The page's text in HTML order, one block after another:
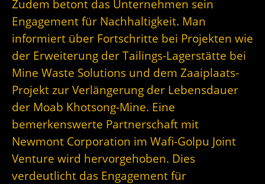
Zudem betont das Unternehmen sein
Engagement für Nachhaltigkeit. Man
informiert über Fortschritte bei Projekten wie
der Erweiterung der Tailings-Lagerstätte bei
Mine Waste Solutions und dem Zaaiplaats-
Projekt zur Verlängerung der Lebensdauer
der Moab Khotsong-Mine. Eine
bemerkenswerte Partnerschaft mit
Newmont Corporation im Wafi-Golpu Joint
Venture wird hervorgehoben. Dies
verdeutlicht das Engagement für